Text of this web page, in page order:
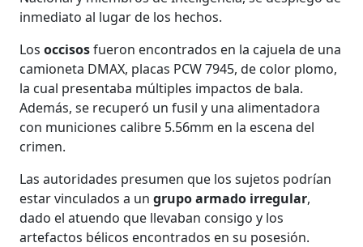
inmediato al lugar de los hechos.
Losoccisosfueron encontrados en la cajuela de una
camioneta DMAX, placas PCW 7945, de color plomo,
la cual presentaba múltiples impactos de bala.
Además, se recuperó un fusil y una alimentadora
con municiones calibre 5.56mm en la escena del
crimen.
Las autoridades presumen que los sujetos podrían
estar vinculados a ungrupo armado irregular,
dado el atuendo que llevaban consigo y los
artefactos bélicos encontrados en su posesión.